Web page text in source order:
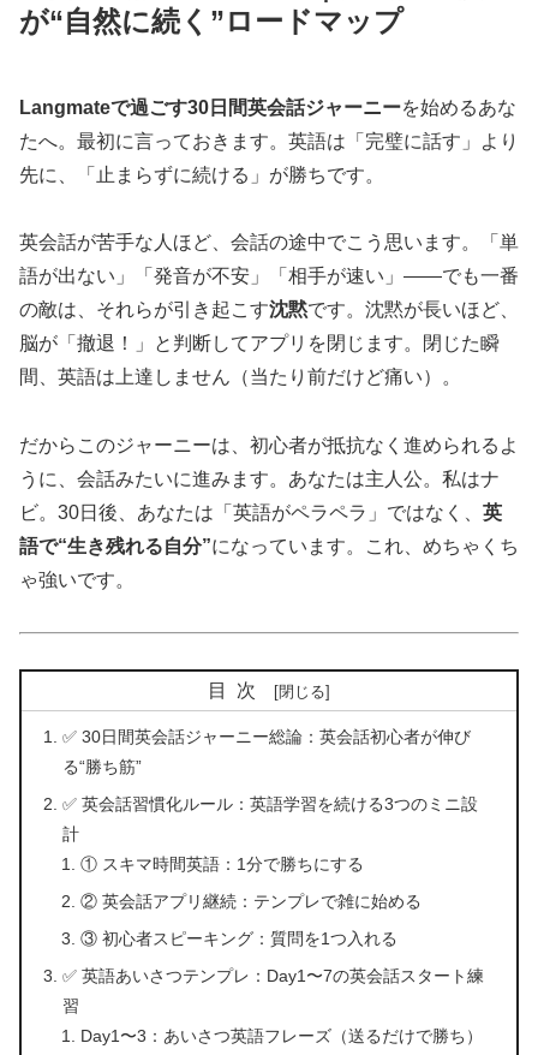
が“自然に続く”ロードマップ
Langmateで過ごす30日間英会話ジャーニーを始めるあな
たへ。最初に言っておきます。英語は「完璧に話す」より
先に、「止まらずに続ける」が勝ちです。
英会話が苦手な人ほど、会話の途中でこう思います。「単
語が出ない」「発音が不安」「相手が速い」——でも一番
の敵は、それらが引き起こす沈黙です。沈黙が長いほど、
脳が「撤退！」と判断してアプリを閉じます。閉じた瞬
間、英語は上達しません（当たり前だけど痛い）。
だからこのジャーニーは、初心者が抵抗なく進められるよ
うに、会話みたいに進みます。あなたは主人公。私はナ
ビ。30日後、あなたは「英語がペラペラ」ではなく、 英
語で“生き残れる自分”になっています。これ、めちゃくち
ゃ強いです。
目次
✅ 30日間英会話ジャーニー総論：英会話初心者が伸び
る“勝ち筋”
✅ 英会話習慣化ルール：英語学習を続ける3つのミニ設
計
① スキマ時間英語：1分で勝ちにする
② 英会話アプリ継続：テンプレで雑に始める
③ 初心者スピーキング：質問を1つ入れる
✅ 英語あいさつテンプレ：Day1〜7の英会話スタート練
習
Day1〜3：あいさつ英語フレーズ（送るだけで勝ち）